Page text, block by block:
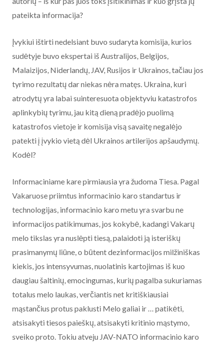
pateikta informacija?
Įvykiui ištirti nedelsiant buvo sudaryta komisija, kurios
sudėtyje buvo ekspertai iš Australijos, Belgijos,
Malaizijos, Niderlandų, JAV, Rusijos ir Ukrainos, tačiau jos
tyrimo rezultatų dar niekas nėra matęs. Ukraina, kuri
atrodytų yra labai suinteresuota objektyviu katastrofos
aplinkybių tyrimu, jau kitą dieną pradėjo puolimą
katastrofos vietoje ir komisija visą savaitę negalėjo
patekti į įvykio vietą dėl Ukrainos artilerijos apšaudymų.
Kodėl?
Informaciniame kare pirmiausia yra žudoma Tiesa. Pagal
Vakaruose priimtus informacinio karo standartus ir
technologijas, informacinio karo metu yra svarbu ne
informacijos patikimumas, jos kokybė, kadangi Vakarų
melo tikslas yra nuslėpti tiesą, palaidoti ją isteriškų
prasimanymų liūne, o būtent dezinformacijos milžiniškas
kiekis, jos intensyvumas, nuolatinis kartojimas iš kuo
daugiau šaltinių, emocingumas, kurių pagalba sukuriamas
totalus melo laukas, verčiantis net kritiškiausiai
mąstančius protus paklusti Melo galiai ir … patikėti,
atsisakyti tiesos paieškų, atsisakyti kritinio mąstymo,
sveiko proto. Tokiu atveju JAV-NATO informacinio karo